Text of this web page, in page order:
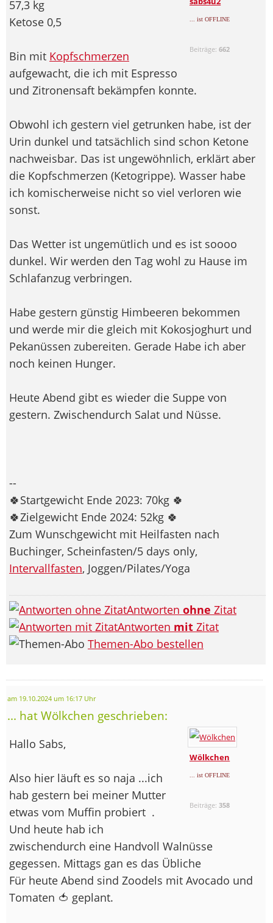
... ist OFFLINE
Beiträge:662
57,3 kg
Ketose 0,5
Bin mit Kopfschmerzen
aufgewacht, die ich mit Espresso
und Zitronensaft bekämpfen konnte.
Obwohl ich gestern viel getrunken habe, ist der
Urin dunkel und tatsächlich sind schon Ketone
nachweisbar. Das ist ungewöhnlich, erklärt aber
die Kopfschmerzen (Ketogrippe). Wasser habe
ich komischerweise nicht so viel verloren wie
sonst.
Das Wetter ist ungemütlich und es ist soooo
dunkel. Wir werden den Tag wohl zu Hause im
Schlafanzug verbringen.
Habe gestern günstig Himbeeren bekommen
und werde mir die gleich mit Kokosjoghurt und
Pekanüssen zubereiten. Gerade Habe ich aber
noch keinen Hunger.
Heute Abend gibt es wieder die Suppe von
gestern. Zwischendurch Salat und Nüsse.
--
🍀Startgewicht Ende 2023: 70kg 🍀
🍀Zielgewicht Ende 2024: 52kg 🍀
Zum Wunschgewicht mit Heilfasten nach
Buchinger, Scheinfasten/5 days only,
Intervallfasten, Joggen/Pilates/Yoga
Antworten ohne Zitat
Antworten mit Zitat
Themen-Abo bestellen
am 19.10.2024 um 16:17 Uhr
... hat Wölkchen geschrieben:
Wölkchen
... ist OFFLINE
Beiträge:358
Hallo Sabs,
Also hier läuft es so naja ...ich
hab gestern bei meiner Mutter
etwas vom Muffin probiert .
Und heute hab ich
zwischendurch eine Handvoll Walnüsse
gegessen. Mittags gan es das Übliche
Für heute Abend sind Zoodels mit Avocado und
Tomaten 🍅 geplant.